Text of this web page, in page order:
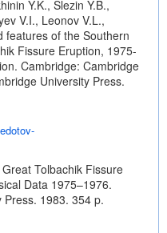
Y.K., Slezin Y.B.,
V.I., Leonov V.L.,
features of the Southern
Fissure Eruption, 1975-
Cambridge: Cambridge
University Press.
Tolbachik Fissure
Data 1975–1976.
1983. 354 p.